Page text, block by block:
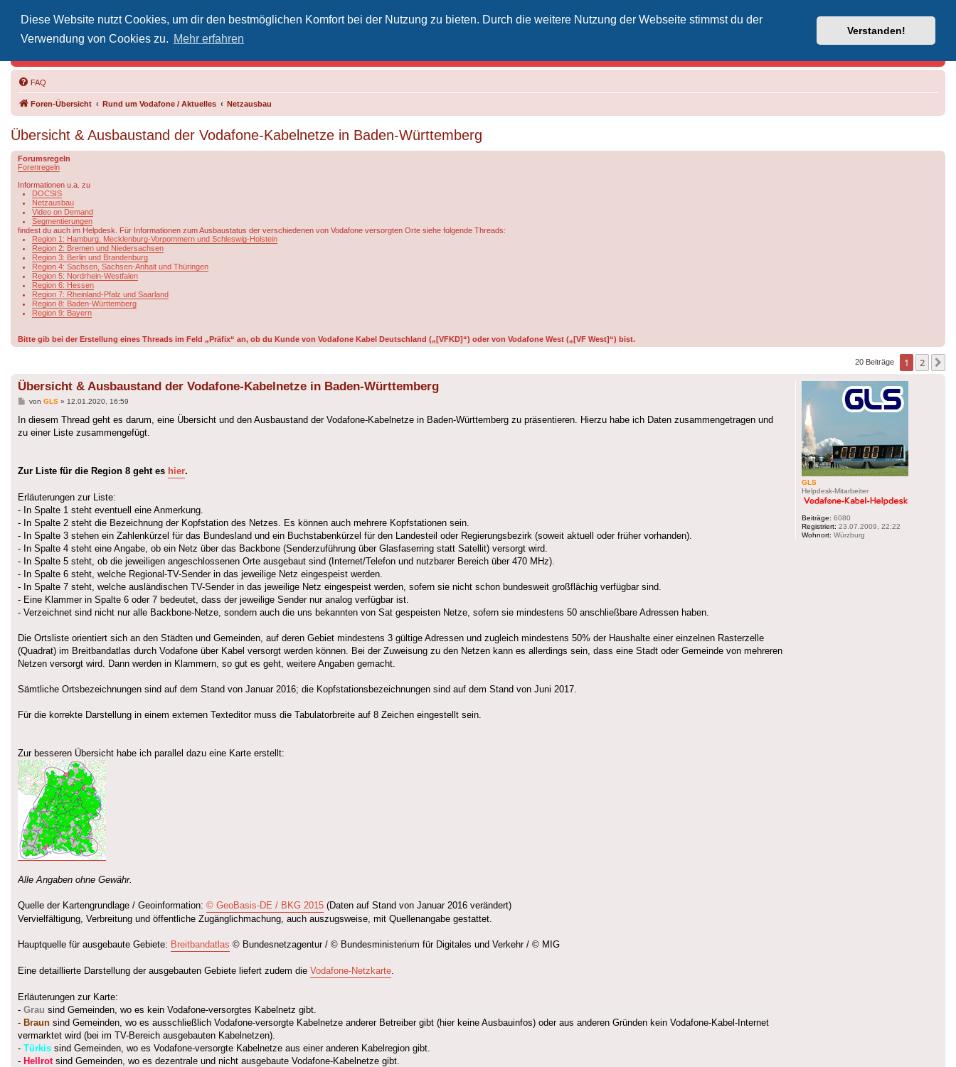
Diese Website nutzt Cookies, um dir den bestmöglichen Komfort bei der Nutzung zu bieten. Durch die weitere Nutzung der Webseite stimmst du der
Verwendung von Cookies zu. Mehr erfahren
Verstanden!
Vodafone-Kabel-Helpdesk
FAQ
Foren-Übersicht Rund um Vodafone / Aktuelles Netzausbau
Übersicht & Ausbaustand der Vodafone-Kabelnetze in Baden-Württemberg
Forumsregeln
Forenregeln
Informationen u.a. zu
DOCSIS
Netzausbau
Video on Demand
Segmentierungen
findest du auch im Helpdesk. Für Informationen zum Ausbaustatus der verschiedenen von Vodafone versorgten Orte siehe folgende Threads:
Region 1: Hamburg, Mecklenburg-Vorpommern und Schleswig-Holstein
Region 2: Bremen und Niedersachsen
Region 3: Berlin und Brandenburg
Region 4: Sachsen, Sachsen-Anhalt und Thüringen
Region 5: Nordrhein-Westfalen
Region 6: Hessen
Region 7: Rheinland-Pfalz und Saarland
Region 8: Baden-Württemberg
Region 9: Bayern
Bitte gib bei der Erstellung eines Threads im Feld „Präfix“ an, ob du Kunde von Vodafone Kabel Deutschland („[VFKD]“) oder von Vodafone West („[VF West]“) bist.
20 Beiträge 1 2
GLS
Helpdesk-Mitarbeiter
Beiträge: 6080
Registriert: 23.07.2009, 22:22
Wohnort: Würzburg
Übersicht & Ausbaustand der Vodafone-Kabelnetze in Baden-Württemberg
Beitrag
von GLS» 12.01.2020, 16:59
In diesem Thread geht es darum, eine Übersicht und den Ausbaustand der Vodafone-Kabelnetze in Baden-Württemberg zu präsentieren. Hierzu habe ich Daten zusammengetragen und
zu einer Liste zusammengefügt.
Zur Liste für die Region 8 geht es hier.
Erläuterungen zur Liste:
- In Spalte 1 steht eventuell eine Anmerkung.
- In Spalte 2 steht die Bezeichnung der Kopfstation des Netzes. Es können auch mehrere Kopfstationen sein.
- In Spalte 3 stehen ein Zahlenkürzel für das Bundesland und ein Buchstabenkürzel für den Landesteil oder Regierungsbezirk (soweit aktuell oder früher vorhanden).
- In Spalte 4 steht eine Angabe, ob ein Netz über das Backbone (Senderzuführung über Glasfaserring statt Satellit) versorgt wird.
- In Spalte 5 steht, ob die jeweiligen angeschlossenen Orte ausgebaut sind (Internet/Telefon und nutzbarer Bereich über 470 MHz).
- In Spalte 6 steht, welche Regional-TV-Sender in das jeweilige Netz eingespeist werden.
- In Spalte 7 steht, welche ausländischen TV-Sender in das jeweilige Netz eingespeist werden, sofern sie nicht schon bundesweit großflächig verfügbar sind.
- Eine Klammer in Spalte 6 oder 7 bedeutet, dass der jeweilige Sender nur analog verfügbar ist.
- Verzeichnet sind nicht nur alle Backbone-Netze, sondern auch die uns bekannten von Sat gespeisten Netze, sofern sie mindestens 50 anschließbare Adressen haben.
Die Ortsliste orientiert sich an den Städten und Gemeinden, auf deren Gebiet mindestens 3 gültige Adressen und zugleich mindestens 50% der Haushalte einer einzelnen Rasterzelle
(Quadrat) im Breitbandatlas durch Vodafone über Kabel versorgt werden können. Bei der Zuweisung zu den Netzen kann es allerdings sein, dass eine Stadt oder Gemeinde von mehreren
Netzen versorgt wird. Dann werden in Klammern, so gut es geht, weitere Angaben gemacht.
Sämtliche Ortsbezeichnungen sind auf dem Stand von Januar 2016; die Kopfstationsbezeichnungen sind auf dem Stand von Juni 2017.
Für die korrekte Darstellung in einem externen Texteditor muss die Tabulatorbreite auf 8 Zeichen eingestellt sein.
Zur besseren Übersicht habe ich parallel dazu eine Karte erstellt:
Alle Angaben ohne Gewähr.
Quelle der Kartengrundlage / Geoinformation: © GeoBasis-DE / BKG 2015 (Daten auf Stand von Januar 2016 verändert)
Vervielfältigung, Verbreitung und öffentliche Zugänglichmachung, auch auszugsweise, mit Quellenangabe gestattet.
Hauptquelle für ausgebaute Gebiete: Breitbandatlas © Bundesnetzagentur / © Bundesministerium für Digitales und Verkehr / © MIG
Eine detaillierte Darstellung der ausgebauten Gebiete liefert zudem die Vodafone-Netzkarte
Erläuterungen zur Karte:
- Grau sind Gemeinden, wo es kein Vodafone-versorgtes Kabelnetz gibt.
- Braun sind Gemeinden, wo es ausschließlich Vodafone-versorgte Kabelnetze anderer Betreiber gibt (hier keine Ausbauinfos) oder aus anderen Gründen kein Vodafone-Kabel-Internet
vermarktet wird (bei im TV-Bereich ausgebauten Kabelnetzen).
- Türkis sind Gemeinden, wo es Vodafone-versorgte Kabelnetze aus einer anderen Kabelregion gibt.
- Hellrot sind Gemeinden, wo es dezentrale und nicht ausgebaute Vodafone-Kabelnetze gibt.